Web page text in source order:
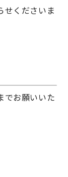
ベ
せくださいま
でお願いいた